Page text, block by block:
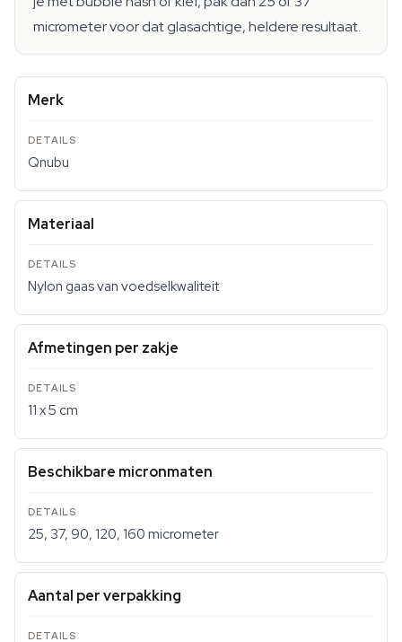
micrometer voor dat glasachtige, heldere resultaat.
Merk
Qnubu
Materiaal
Nylon gaas van voedselkwaliteit
Afmetingen per zakje
11 x 5 cm
Beschikbare micronmaten
25, 37, 90, 120, 160 micrometer
Aantal per verpakking